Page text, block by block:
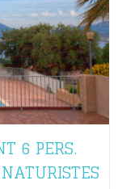
6 PERS.